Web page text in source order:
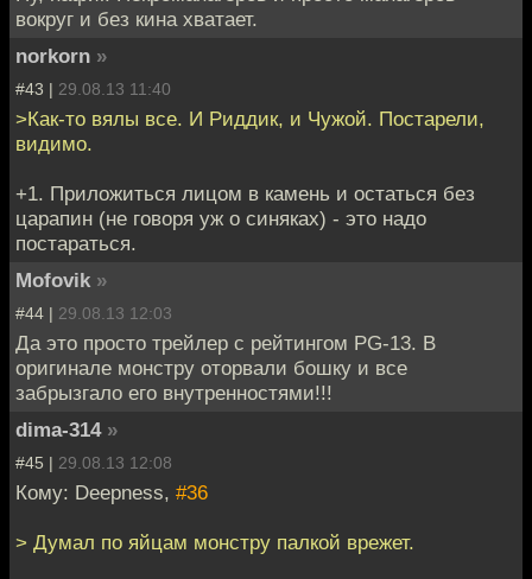
вокруг и без кина хватает.
norkorn »
#43 | 29.08.13 11:40
>Как-то вялы все. И Риддик, и Чужой. Постарели,
видимо.
+1. Приложиться лицом в камень и остаться без
царапин (не говоря уж о синяках) - это надо
постараться.
Mofovik »
#44 | 29.08.13 12:03
Да это просто трейлер с рейтингом PG-13. В
оригинале монстру оторвали бошку и все
забрызгало его внутренностями!!!
dima-314 »
#45 | 29.08.13 12:08
Кому: Deepness, #36
> Думал по яйцам монстру палкой врежет.